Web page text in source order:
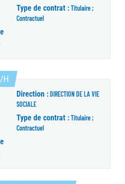
Type de contrat :Titulaire ;
Contractuel
H (Nouvelle fenêtre)
Direction :DIRECTION DE LA VIE
SOCIALE
Type de contrat :Titulaire ;
Contractuel